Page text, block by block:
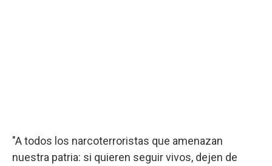
"A todos los narcoterroristas que amenazan
nuestra patria: si quieren seguir vivos, dejen de